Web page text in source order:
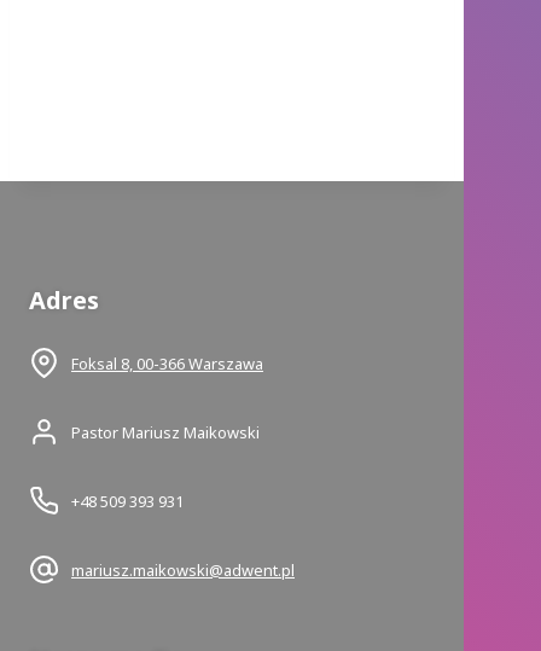
Adres
Foksal 8, 00-366 Warszawa
Pastor Mariusz Maikowski
+48 509 393 931
mariusz.maikowski@adwent.pl